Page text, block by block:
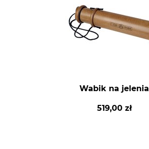
Wabik na jelenia
519,00 zł